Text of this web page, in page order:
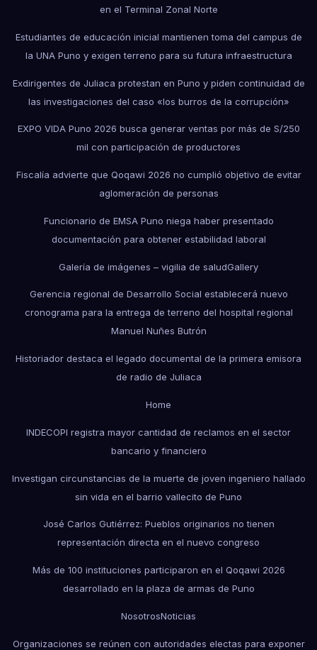
en el Terminal Zonal Norte
Estudiantes de educación inicial mantienen toma del campus de
la UNA Puno y exigen terreno para su futura infraestructura
Exdirigentes de Juliaca protestan en Puno y piden continuidad de
las investigaciones del caso «los burros de la corrupción»
EXPO VIDA Puno 2026 busca generar ventas por más de S/250
mil con participación de productores
Fiscalía advierte que Qoqawi 2026 no cumplió objetivo de evitar
aglomeración de personas
Funcionario de EMSA Puno niega haber presentado
documentación para obtener estabilidad laboral
Galería de imágenes – vigilia de saludGallery
Gerencia regional de Desarrollo Social establecerá nuevo
cronograma para la entrega de terreno del hospital regional
Manuel Nuñes Butrón
Historiador destaca el legado documental de la primera emisora
de radio de Juliaca
Home
INDECOPI registra mayor cantidad de reclamos en el sector
bancario y financiero
Investigan circunstancias de la muerte de joven ingeniero hallado
sin vida en el barrio vallecito de Puno
José Carlos Gutiérrez: Pueblos originarios no tienen
representación directa en el nuevo congreso
Más de 100 instituciones participaron en el Qoqawi 2026
desarrollado en la plaza de armas de Puno
NosotrosNoticias
Organizaciones se reúnen con autoridades electas para exponer